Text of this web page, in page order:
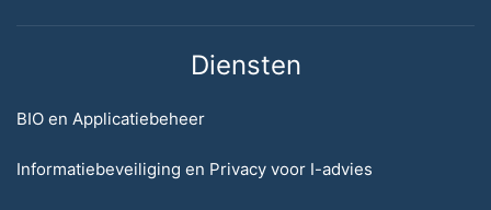
Diensten
BIO en Applicatiebeheer
Informatiebeveiliging en Privacy voor I-advies